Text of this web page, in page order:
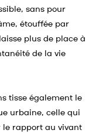
sans pour
étouffée par
plus de place à
de la vie
tisse également le
urbaine, celle qui
rapport au vivant